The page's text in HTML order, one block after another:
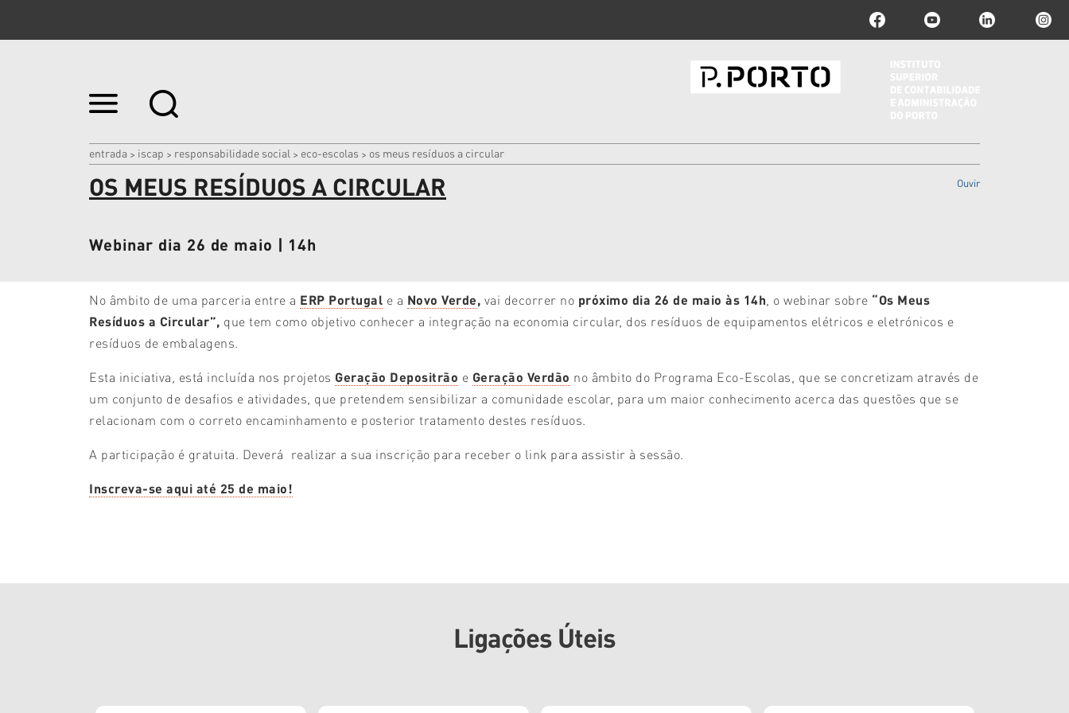
Ir
para
|
Ir
para
a
entrada > iscap > responsabilidade social > eco-escolas > os meus resíduos a circular
OS MEUS RESÍDUOS A CIRCULAR Ouvir
Webinar dia 26 de maio | 14h
No âmbito de uma parceria entre a ERP Portugal e a Novo Verde, vai decorrer no próximo dia 26 de maio às 14h , o webinar sobre “Os Meus
Resíduos a Circular”, que tem como objetivo conhecer a integração na economia circular, dos resíduos de equipamentos elétricos e eletrónicos e
resíduos de embalagens.
Esta iniciativa, está incluída nos projetos Geração Depositrão e Geração Verdão no âmbito do Programa Eco-Escolas, que se concretizam através de
um conjunto de desafios e atividades, que pretendem sensibilizar a comunidade escolar, para um maior conhecimento acerca das questões que se
relacionam com o correto encaminhamento e posterior tratamento destes resíduos.
A participação é gratuita. Deverá realizar a sua inscrição para receber o link para assistir à sessão.
Inscreva-se aqui até 25 de maio!
Ligações Úteis